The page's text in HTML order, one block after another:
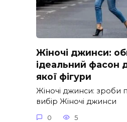
Жіночі джинси:
ідеальний фасон
якої фігури
Жіночі джинси: зроби
вибір Жіночі джинси
0 5